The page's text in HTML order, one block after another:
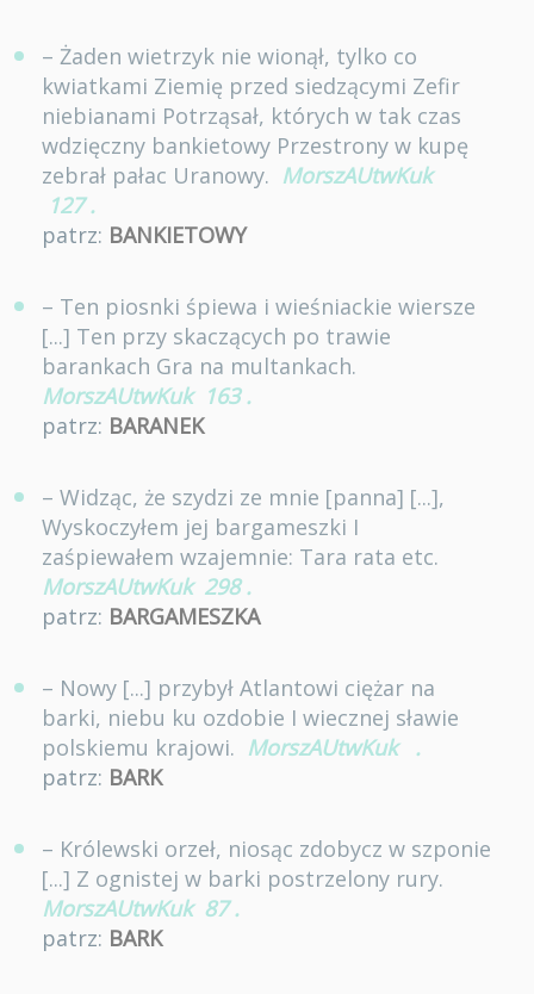
– Żaden wietrzyk nie wionął, tylko co
kwiatkami Ziemię przed siedzącymi Zefir
niebianami Potrząsał, których w tak czas
wdzięczny bankietowy Przestrony w kupę
zebrał pałac Uranowy. MorszAUtwKuk
127 .
patrz: BANKIETOWY
– Ten piosnki śpiewa i wieśniackie wiersze
[...] Ten przy skaczących po trawie
barankach Gra na multankach.
MorszAUtwKuk 163 .
patrz: BARANEK
– Widząc, że szydzi ze mnie [panna] [...],
Wyskoczyłem jej bargameszki I
zaśpiewałem wzajemnie: Tara rata etc.
MorszAUtwKuk 298 .
patrz: BARGAMESZKA
– Nowy [...] przybył Atlantowi ciężar na
barki, niebu ku ozdobie I wiecznej sławie
polskiemu krajowi. MorszAUtwKuk
.
patrz: BARK
– Królewski orzeł, niosąc zdobycz w szponie
[...] Z ognistej w barki postrzelony rury.
MorszAUtwKuk 87 .
patrz: BARK